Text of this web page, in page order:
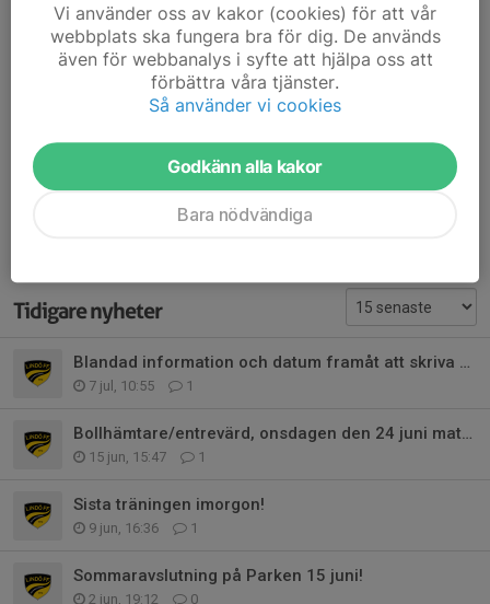
Kommentarer
Tobbe18 mar 2025
Halloj, sa vi inte att vi skulle ha nummer mellan 20-99 på
föräldramötet?
Tack Tobbe, jag har missat en 0!
Tidigare nyheter
Blandad information och datum framåt att skriva upp!
7 jul, 10:55 1
Bollhämtare/entrevärd, onsdagen den 24 juni matchstart 19:30
15 jun, 15:47 1
Sista träningen imorgon!
9 jun, 16:36 1
Sommaravslutning på Parken 15 juni!
2 jun, 19:12 0
Vi använder oss av kakor (cookies) för att vår
webbplats ska fungera bra för dig. De används
även för webbanalys i syfte att hjälpa oss att
förbättra våra tjänster.
Så använder vi cookies
Godkänn alla kakor
Bara nödvändiga